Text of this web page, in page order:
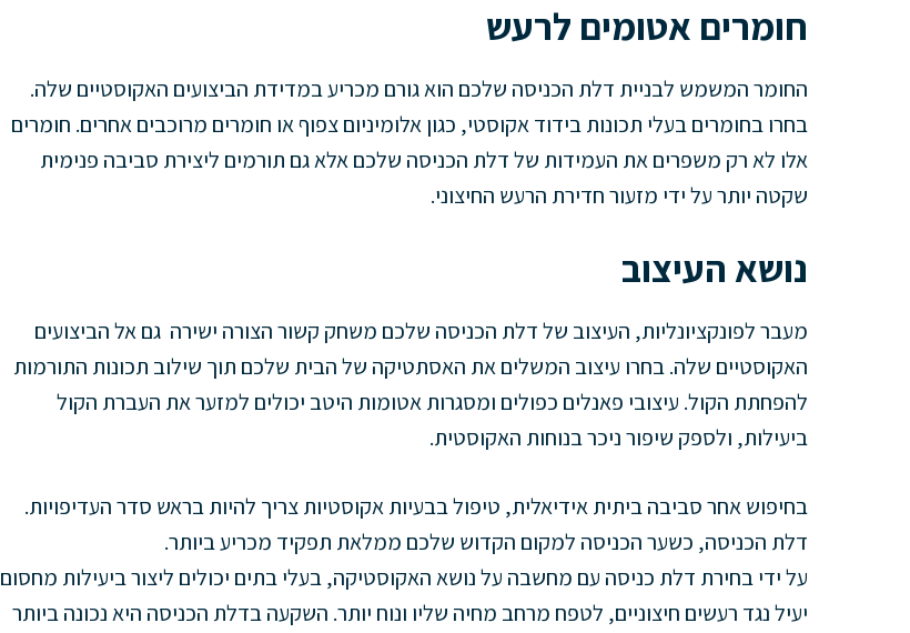
חומרים אטומים לרעש
החומר המשמש לבניית דלת הכניסה שלכם הוא גורם מכריע במדידת הביצועים האקוסטיים שלה.
בחרו בחומרים בעלי תכונות בידוד אקוסטי, כגון אלומיניום צפוף או חומרים מרוכבים אחרים. חומרים
אלו לא רק משפרים את העמידות של דלת הכניסה שלכם אלא גם תורמים ליצירת סביבה פנימית
שקטה יותר על ידי מזעור חדירת הרעש החיצוני.
נושא העיצוב
מעבר לפונקציונליות, העיצוב של דלת הכניסה שלכם משחק קשור הצורה ישירה גם אל הביצועים
האקוסטיים שלה. בחרו עיצוב המשלים את האסתטיקה של הבית שלכם תוך שילוב תכונות התורמות
להפחתת הקול. עיצובי פאנלים כפולים ומסגרות אטומות היטב יכולים למזער את העברת הקול
ביעילות, ולספק שיפור ניכר בנוחות האקוסטית.
בחיפוש אחר סביבה ביתית אידיאלית, טיפול בבעיות אקוסטיות צריך להיות בראש סדר העדיפויות.
דלת הכניסה, כשער הכניסה למקום הקדוש שלכם ממלאת תפקיד מכריע ביותר.
על ידי בחירת דלת כניסה עם מחשבה על נושא האקוסטיקה, בעלי בתים יכולים ליצור ביעילות מחסום
יעיל נגד רעשים חיצוניים, לטפח מרחב מחיה שליו ונוח יותר. השקעה בדלת הכניסה היא נכונה ביותר